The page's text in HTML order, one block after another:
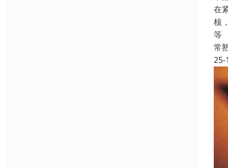
在
核
等
常
25-